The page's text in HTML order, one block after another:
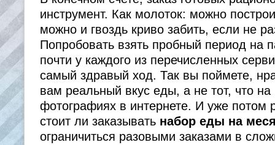
инструмент. Как молоток: можно
можно и гвоздь криво забить, если не
Попробовать взять пробный период на
почти у каждого из перечисленных
самый здравый ход. Так вы поймете,
вам реальный вкус еды, а не тот, что на
фотографиях в интернете. И уже потом
стоит ли заказывать набор еды на
ограничиться разовыми заказами в